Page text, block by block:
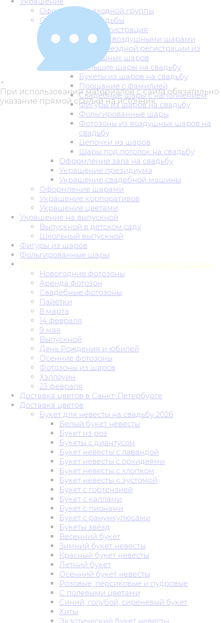
Оформление входной группы
Оформление свадьбы
Выездная регистрация
Оформление воздушными шарами
Арки выездной регистрации из
воздушных шаров
Большие шары на свадьбу
Букеты из шаров на свадьбу
Прощание с фамилией
Свадебные шары с наполнением
Фигуры из шаров на свадьбу
Фольгированные шары
Фотозоны из воздушных шаров на
свадьбу
Цепочки из шаров
Шары под потолок на свадьбу
Оформление зала на свадьбу
Украшение президиума
Украшение свадебной машины
Оформление шарами
Украшение корпоративов
Украшение цветами
Украшение на выпускной
Выпускной в детском саду
Школьный выпускной
Фигуры из шаров
Фольгированные шары
Фотозоны. Аренда фотозон. Изготовление фотозон
Новогодние фотозоны
Аренда фотозон
Свадебные фотозоны
Пайетки
8 марта
14 февраля
9 мая
Выпускной
День Рождения и юбилей
Осенние фотозоны
Фотозоны из шаров
Хэллоуин
23 февраля
Доставка цветов в Санкт-Петербурге
Доставка цветов
Букет для невесты на свадьбу 2026
Белый букет невесты
Букет из роз
Букеты с диантусом
Букет невесты с лавандой
Букет невесты с орхидеями
Букет невесты с хлопком
Букет невесты с эустомой
Букет с гортензией
Букет с каллами
Букет с пионами
Букет с ранункулюсами
Букеты звёзд
Весенний букет
Зимний букет невесты
Красный букет невесты
Летний букет
Осенний букет невесты
Розовые, персиковые и пудровые
С полевыми цветами
Синий, голубой, сиреневый букет
Хиты
Экзотический букет невесты
×
При использовании материалов с сайта обязательно
указание прямой ссылки на источник.